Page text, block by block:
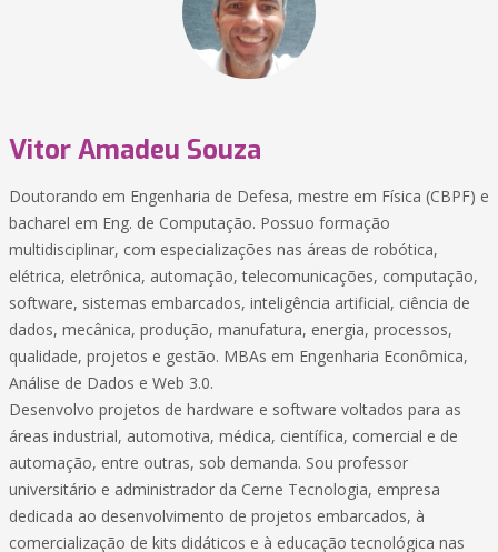
Vitor Amadeu Souza
Doutorando em Engenharia de Defesa, mestre em Física (CBPF) e
bacharel em Eng. de Computação. Possuo formação
multidisciplinar, com especializações nas áreas de robótica,
elétrica, eletrônica, automação, telecomunicações, computação,
software, sistemas embarcados, inteligência artificial, ciência de
dados, mecânica, produção, manufatura, energia, processos,
qualidade, projetos e gestão. MBAs em Engenharia Econômica,
Análise de Dados e Web 3.0.
Desenvolvo projetos de hardware e software voltados para as
áreas industrial, automotiva, médica, científica, comercial e de
automação, entre outras, sob demanda. Sou professor
universitário e administrador da Cerne Tecnologia, empresa
dedicada ao desenvolvimento de projetos embarcados, à
comercialização de kits didáticos e à educação tecnológica nas